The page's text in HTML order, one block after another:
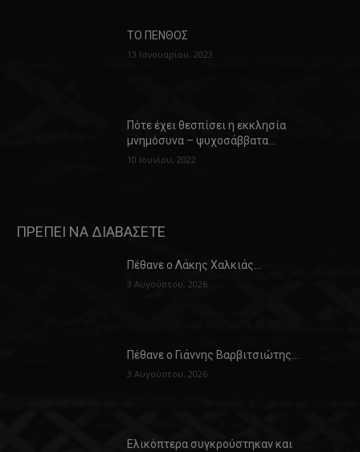
ΤΟ ΠΕΝΘΟΣ
13 Ιανουαρίου, 2023
Πότε έχει θεσπίσει η εκκλησία
μνημόσυνα – ψυχοσάββατα…
10 Ιουνίου, 2022
ΠΡΕΠΕΙ ΝΑ ΔΙΑΒΑΣΕΤΕ
Πέθανε ο Λάκης Χαλκιάς…
3 Αυγούστου, 2026
Πέθανε ο Γιάννης Βαρβιτσιώτης…
3 Αυγούστου, 2026
Ελικόπτερα συγκρούστηκαν και